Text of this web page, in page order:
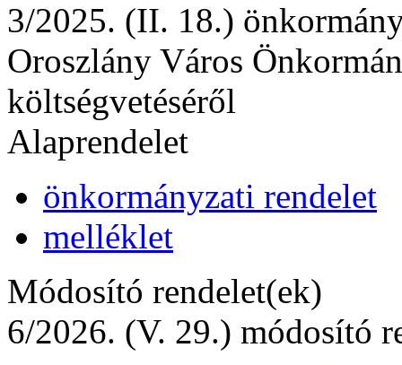
3/2025. (II. 18.)
Oroszlány Város
költségvetéséről
Alaprendelet
önkormányzati rendelet
melléklet
Módosító rendelet(ek)
6/2026. (V. 29.) módosító